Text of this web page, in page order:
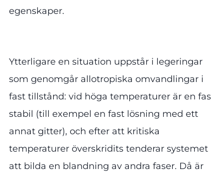
egenskaper.
Ytterligare en situation uppstår i legeringar
som genomgår allotropiska omvandlingar i
fast tillstånd: vid höga temperaturer är en fas
stabil (till exempel en fast lösning med ett
annat gitter), och efter att kritiska
temperaturer överskridits tenderar systemet
att bilda en blandning av andra faser. Då är